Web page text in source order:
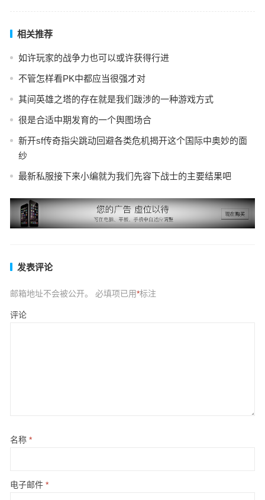
相关推荐
如许玩家的战争力也可以或许获得行进
不管怎样看PK中都应当很强才对
其间英雄之塔的存在就是我们跋涉的一种游戏方式
很是合适中期发育的一个舆图场合
新开sf传奇指尖跳动回避各类危机揭开这个国际中奥妙的面
纱
最新私服接下来小编就为我们先容下战士的主要结果吧
发表评论
邮箱地址不会被公开。 必填项已用*标注
评论
名称 *
电子邮件 *